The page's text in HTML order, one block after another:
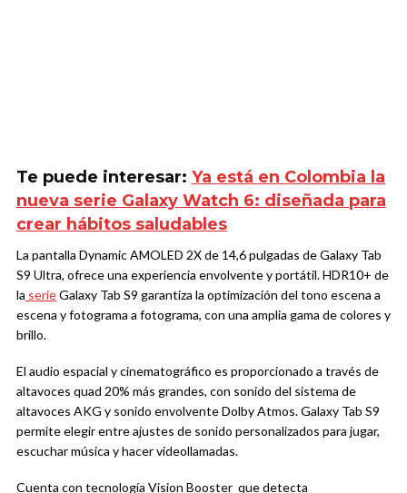
Te puede interesar: Ya está en Colombia la
nueva serie Galaxy Watch 6: diseñada para
crear hábitos saludables
La pantalla Dynamic AMOLED 2X de 14,6 pulgadas de Galaxy Tab
S9 Ultra, ofrece una experiencia envolvente y portátil. HDR10+ de
la serieGalaxy Tab S9 garantiza la optimización del tono escena a
escena y fotograma a fotograma, con una amplia gama de colores y
brillo.
El audio espacial y cinematográfico es proporcionado a través de
altavoces quad 20% más grandes, con sonido del sistema de
altavoces AKG y sonido envolvente Dolby Atmos. Galaxy Tab S9
permite elegir entre ajustes de sonido personalizados para jugar,
escuchar música y hacer videollamadas.
Cuenta con tecnología Vision Booster que detecta